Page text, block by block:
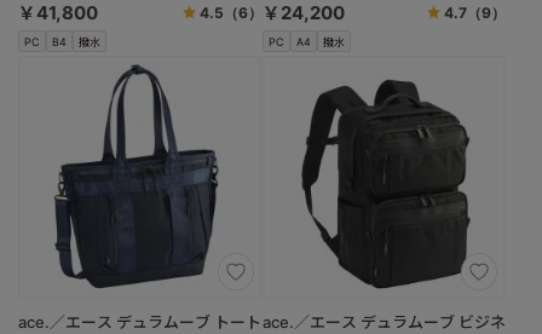
PC B4 撥水
￥41,800 4.5 （6）
PC A4 撥水
￥24,200 4.7 （9）
ace.／エース デュラムーブ トートace.／エース デュラムーブ ビジネ